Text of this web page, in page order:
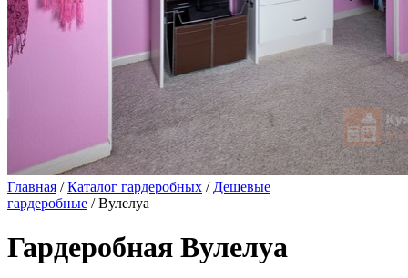
Главная /Каталог гардеробных / Дешевые
гардеробные / Вулелуа
Гардеробная Вулелуа